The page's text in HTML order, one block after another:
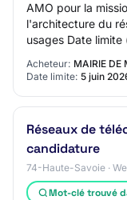
AMO pour la
l'architecture du
usages Date
Acheteur: MAIRIE DE
Date limite: 5 juin
Réseaux de
candidature
74-Haute-Savoie ·
Mot-clé trouvé